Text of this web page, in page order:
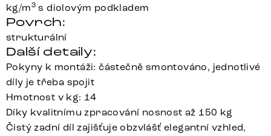
kg/m3 s diolovým podkladem
Povrch:
strukturální
Další detaily:
Pokyny k montáži: částečně smontováno, jednotlivé
díly je třeba spojit
Hmotnost v kg: 14
Díky kvalitnímu zpracování nosnost až 150 kg
Čistý zadní díl zajišťuje obzvlášť elegantní vzhled,